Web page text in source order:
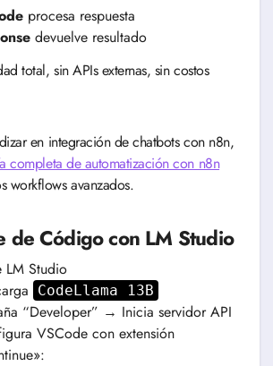
procesa respuesta
devuelve resultado
total, sin APIs externas, sin costos
en integración de chatbots con n8n,
completa de automatización con n8n
workflows avanzados.
de Código con LM Studio
LM Studio
CodeLlama 13B
“Developer” → Inicia servidor API
VSCode con extensión